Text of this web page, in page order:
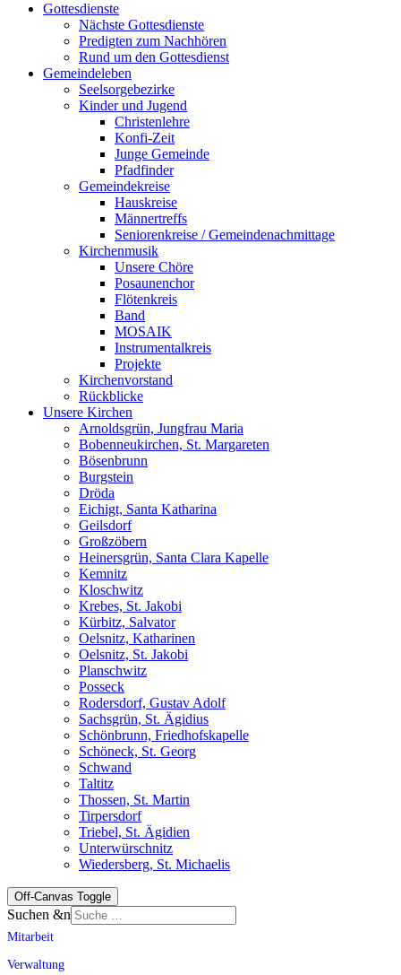
Gottesdienste
Nächste Gottesdienste
Predigten zum Nachhören
Rund um den Gottesdienst
Gemeindeleben
Seelsorgebezirke
Kinder und Jugend
Christenlehre
Konfi-Zeit
Junge Gemeinde
Pfadfinder
Gemeindekreise
Hauskreise
Männertreffs
Seniorenkreise / Gemeindenachmittage
Kirchenmusik
Unsere Chöre
Posaunenchor
Flötenkreis
Band
MOSAIK
Instrumentalkreis
Projekte
Kirchenvorstand
Rückblicke
Unsere Kirchen
Arnoldsgrün, Jungfrau Maria
Bobenneukirchen, St. Margareten
Bösenbrunn
Burgstein
Dröda
Eichigt, Santa Katharina
Geilsdorf
Großzöbern
Heinersgrün, Santa Clara Kapelle
Kemnitz
Kloschwitz
Krebes, St. Jakobi
Kürbitz, Salvator
Oelsnitz, Katharinen
Oelsnitz, St. Jakobi
Planschwitz
Posseck
Rodersdorf, Gustav Adolf
Sachsgrün, St. Ägidius
Schönbrunn, Friedhofskapelle
Schöneck, St. Georg
Schwand
Taltitz
Thossen, St. Martin
Tirpersdorf
Triebel, St. Ägidien
Unterwürschnitz
Wiedersberg, St. Michaelis
Off-Canvas Toggle
Suchen &n
Mitarbeit
Verwaltung